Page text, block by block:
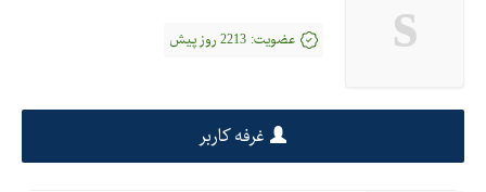
s عضویت: 2213 روز پیش
غرفه کاربر